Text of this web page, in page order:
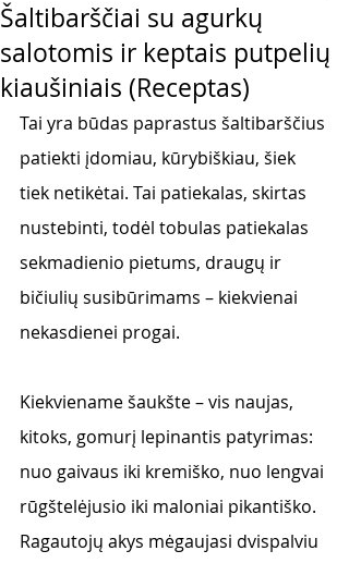
Šaltibarščiai su agurkų
salotomis ir keptais putpelių
kiaušiniais (Receptas)
Tai yra būdas paprastus šaltibarščius
patiekti įdomiau, kūrybiškiau, šiek
tiek netikėtai. Tai patiekalas, skirtas
nustebinti, todėl tobulas patiekalas
sekmadienio pietums, draugų ir
bičiulių susibūrimams – kiekvienai
nekasdienei progai.
Kiekviename šaukšte – vis naujas,
kitoks, gomurį lepinantis patyrimas:
nuo gaivaus iki kremiško, nuo lengvai
rūgštelėjusio iki maloniai pikantiško.
Ragautojų akys mėgaujasi dvispalviu